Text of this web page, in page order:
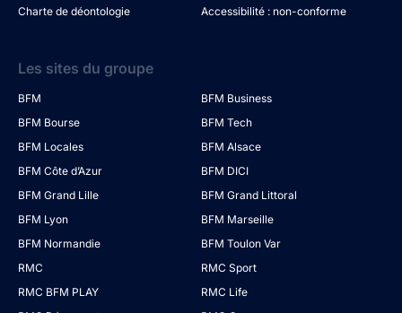
Charte de déontologie
Accessibilité : non-conforme
Les sites du groupe
BFM
BFM Business
BFM Bourse
BFM Tech
BFM Locales
BFM Alsace
BFM Côte d’Azur
BFM DICI
BFM Grand Lille
BFM Grand Littoral
BFM Lyon
BFM Marseille
BFM Normandie
BFM Toulon Var
RMC
RMC Sport
RMC BFM PLAY
RMC Life